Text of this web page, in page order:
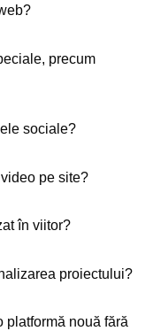
precum
sociale?
pe site?
în viitor?
proiectului?
platformă nouă fără